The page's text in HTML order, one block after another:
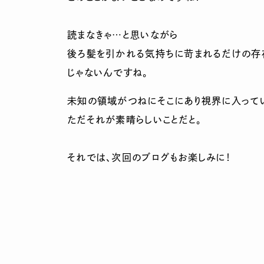
読まなきゃ…と思いながら
後ろ髪を引かれる気持ちに苛まれるだけの存
じゃないんですね。
未知の領域がつねにそこにあり視界に入ってい
ただそれが素晴らしいことだと。
それでは、次回のブログもお楽しみに！